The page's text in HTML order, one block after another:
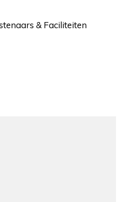
& Faciliteiten